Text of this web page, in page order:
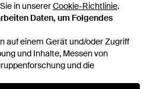
in unsererCookie-Richtlinie.
Daten, um Folgendes
auf einem Gerät und/oder Zugriff
und Inhalte, Messen von
und die